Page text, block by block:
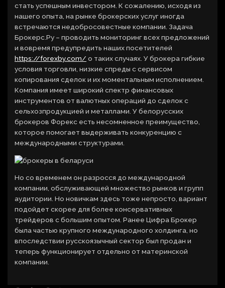
стать успешным инвестором. К сожалению, исходя из
нашего опыта, на рынке брокерских услуг иногда
встречаются недобросовестные компании. Задача
Брокерс.Ру – проводить мониторинг всех предложений
и вовремя предупредить наших посетителей
https://forexby.com/ о таких случаях. У брокера гибкие
условия торговли, низкие спреды с сервисом
копирования сделок и их моментальным исполнением.
Компания имеет широкий спектр финансовых
инструментов от валютных операций до сделок с
сельхозпродукцией и металлами. У белорусских
брокеров Форекс есть несомненное преимущество,
которое помогает выдерживать конкуренцию с
международными структурами.
Но со временем он разросся до международной
компании, обслуживающей множество рынков и групп
аудитории. Но новичкам здесь тоже непросто, вариант
подойдет скорее для более консервативных
трейдеров с большим опытом. Ранее Цифра Брокер
была частью крупного международного холдинга, но
впоследствии русскоязычный сектор был продан и
теперь функционирует отдельно от материнской
компании.